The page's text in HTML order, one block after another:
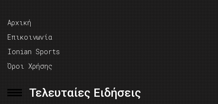
Αρχική
Επικοινωνία
Ionian Sports
Όροι Χρήσης
Τελευταίες Ειδήσεις